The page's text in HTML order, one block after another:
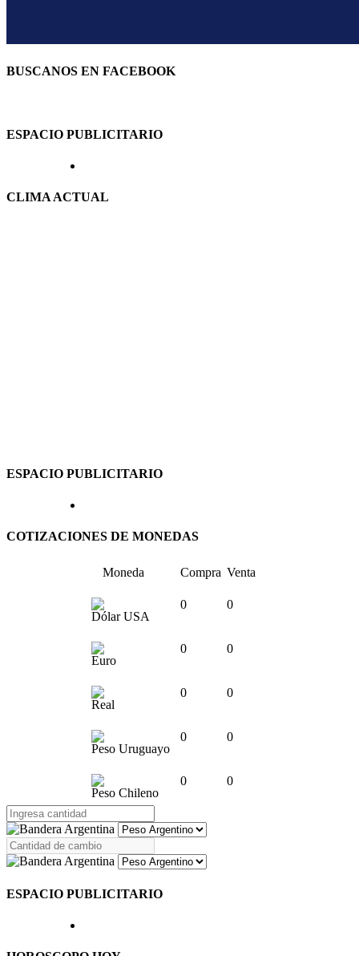
BUSCANOS EN FACEBOOK
ESPACIO PUBLICITARIO
CLIMA ACTUAL
ESPACIO PUBLICITARIO
COTIZACIONES DE MONEDAS
Moneda Compra Venta
Dólar USA
0 0
Euro
0 0
Real
0 0
Peso Uruguayo
0 0
Peso Chileno
0 0
ESPACIO PUBLICITARIO